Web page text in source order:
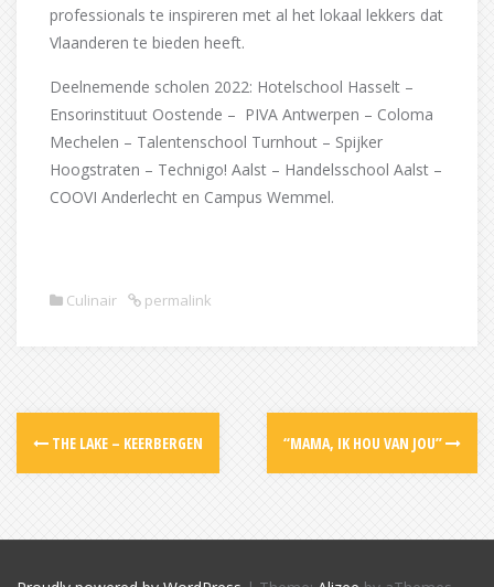
professionals te inspireren met al het lokaal lekkers dat
Vlaanderen te bieden heeft.
Deelnemende scholen 2022: Hotelschool Hasselt –
Ensorinstituut Oostende – PIVA Antwerpen – Coloma
Mechelen – Talentenschool Turnhout – Spijker
Hoogstraten – Technigo! Aalst – Handelsschool Aalst –
COOVI Anderlecht en Campus Wemmel.
Culinair permalink
Post
navigation
THE LAKE – KEERBERGEN “MAMA, IK HOU VAN JOU”